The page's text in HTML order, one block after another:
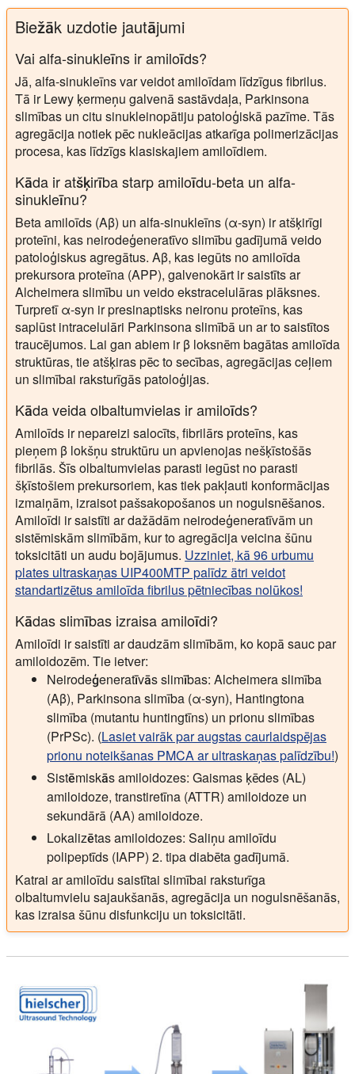
Biežāk uzdotie jautājumi
Vai alfa-sinukleīns ir amiloīds?
Jā, alfa-sinukleīns var veidot amiloīdam līdzīgus fibrilus.
Tā ir Lewy ķermeņu galvenā sastāvdaļa, Parkinsona
slimības un citu sinukleinopātiju patoloģiskā pazīme. Tās
agregācija notiek pēc nukleācijas atkarīga polimerizācijas
procesa, kas līdzīgs klasiskajiem amiloīdiem.
Kāda ir atšķirība starp amiloīdu-beta un alfa-
sinukleīnu?
Beta amiloīds (Aβ) un alfa-sinukleīns (α-syn) ir atšķirīgi
proteīni, kas neirodeģeneratīvo slimību gadījumā veido
patoloģiskus agregātus. Aβ, kas iegūts no amiloīda
prekursora proteīna (APP), galvenokārt ir saistīts ar
Alcheimera slimību un veido ekstracelulāras plāksnes.
Turpretī α-syn ir presinaptisks neironu proteīns, kas
saplūst intracelulāri Parkinsona slimībā un ar to saistītos
traucējumos. Lai gan abiem ir β loksnēm bagātas amiloīda
struktūras, tie atšķiras pēc to secības, agregācijas ceļiem
un slimībai raksturīgās patoloģijas.
Kāda veida olbaltumvielas ir amiloīds?
Amiloīds ir nepareizi salocīts, fibrilārs proteīns, kas
pieņem β lokšņu struktūru un apvienojas nešķīstošās
fibrilās. Šīs olbaltumvielas parasti iegūst no parasti
šķīstošiem prekursoriem, kas tiek pakļauti konformācijas
izmaiņām, izraisot pašsakopošanos un nogulsnēšanos.
Amiloīdi ir saistīti ar dažādām neirodeģeneratīvām un
sistēmiskām slimībām, kur to agregācija veicina šūnu
toksicitāti un audu bojājumus. Uzziniet, kā 96 urbumu
plates ultraskaņas UIP400MTP palīdz ātri veidot
standartizētus amiloīda fibrilus pētniecības nolūkos!
Kādas slimības izraisa amiloīdi?
Amiloīdi ir saistīti ar daudzām slimībām, ko kopā sauc par
amiloidozēm. Tie ietver:
Neirodeģeneratīvās slimības: Alcheimera slimība
(Aβ), Parkinsona slimība (α-syn), Hantingtona
slimība (mutantu huntingtīns) un prionu slimības
(PrPSc). (Lasiet vairāk par augstas caurlaidspējas
prionu noteikšanas PMCA ar ultraskaņas palīdzību!)
Sistēmiskās amiloidozes: Gaismas ķēdes (AL)
amiloidoze, transtiretīna (ATTR) amiloidoze un
sekundārā (AA) amiloidoze.
Lokalizētas amiloidozes: Saliņu amiloīdu
polipeptīds (IAPP) 2. tipa diabēta gadījumā.
Katrai ar amiloīdu saistītai slimībai raksturīga
olbaltumvielu sajaukšanās, agregācija un nogulsnēšanās,
kas izraisa šūnu disfunkciju un toksicitāti.